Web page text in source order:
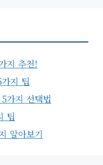
지 추천!
지 팁
가지 선택법
팁
알아보기